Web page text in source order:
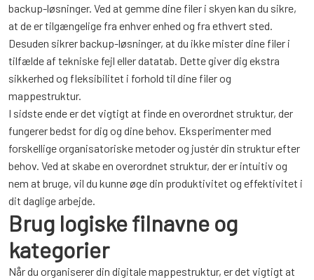
backup-løsninger. Ved at gemme dine filer i skyen kan du sikre,
at de er tilgængelige fra enhver enhed og fra ethvert sted.
Desuden sikrer backup-løsninger, at du ikke mister dine filer i
tilfælde af tekniske fejl eller datatab. Dette giver dig ekstra
sikkerhed og fleksibilitet i forhold til dine filer og
mappestruktur.
I sidste ende er det vigtigt at finde en overordnet struktur, der
fungerer bedst for dig og dine behov. Eksperimenter med
forskellige organisatoriske metoder og justér din struktur efter
behov. Ved at skabe en overordnet struktur, der er intuitiv og
nem at bruge, vil du kunne øge din produktivitet og effektivitet i
dit daglige arbejde.
Brug logiske filnavne og
kategorier
Når du organiserer din digitale mappestruktur, er det vigtigt at